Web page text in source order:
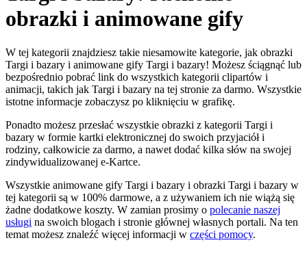
obrazki i animowane gify
W tej kategorii znajdziesz takie niesamowite kategorie, jak obrazki
Targi i bazary i animowane gify Targi i bazary! Możesz ściągnąć lub
bezpośrednio pobrać link do wszystkich kategorii clipartów i
animacji, takich jak Targi i bazary na tej stronie za darmo. Wszystkie
istotne informacje zobaczysz po kliknięciu w grafikę.
Ponadto możesz przesłać wszystkie obrazki z kategorii Targi i
bazary w formie kartki elektronicznej do swoich przyjaciół i
rodziny, całkowicie za darmo, a nawet dodać kilka słów na swojej
zindywidualizowanej e-Kartce.
Wszystkie animowane gify Targi i bazary i obrazki Targi i bazary w
tej kategorii są w 100% darmowe, a z używaniem ich nie wiążą się
żadne dodatkowe koszty. W zamian prosimy o polecanie naszej
usługi na swoich blogach i stronie głównej własnych portali. Na ten
temat możesz znaleźć więcej informacji w części pomocy.